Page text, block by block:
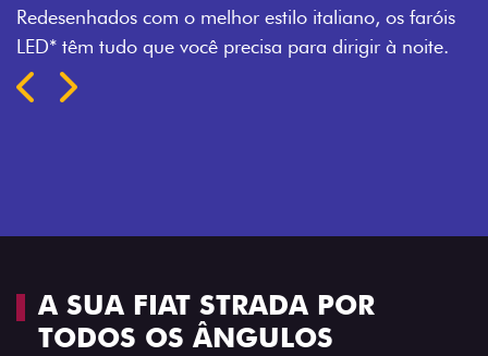
A SUA FIAT STRADA POR
TODOS OS ÂNGULOS